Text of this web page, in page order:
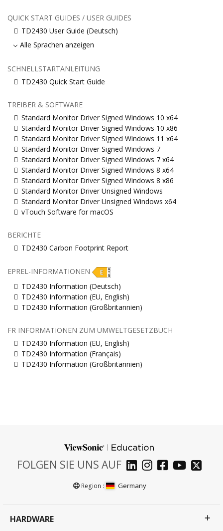
QUICK START GUIDES / USER GUIDES
TD2430 User Guide (Deutsch)
Alle Sprachen anzeigen
SCHNELLSTARTANLEITUNG
TD2430 Quick Start Guide
TREIBER & SOFTWARE
Standard Monitor Driver Signed Windows 10 x64
Standard Monitor Driver Signed Windows 10 x86
Standard Monitor Driver Signed Windows 11 x64
Standard Monitor Driver Signed Windows 7
Standard Monitor Driver Signed Windows 7 x64
Standard Monitor Driver Signed Windows 8 x64
Standard Monitor Driver Signed Windows 8 x86
Standard Monitor Driver Unsigned Windows
Standard Monitor Driver Unsigned Windows x64
vTouch Software for macOS
BERICHTE
TD2430 Carbon Footprint Report
EPREL-INFORMATIONEN
TD2430 Information (Deutsch)
TD2430 Information (EU, English)
TD2430 Information (Großbritannien)
FR INFORMATIONEN ZUM UMWELTGESETZBUCH
TD2430 Information (EU, English)
TD2430 Information (Français)
TD2430 Information (Großbritannien)
FOLGEN SIE UNS AUF
Region : Germany
HARDWARE